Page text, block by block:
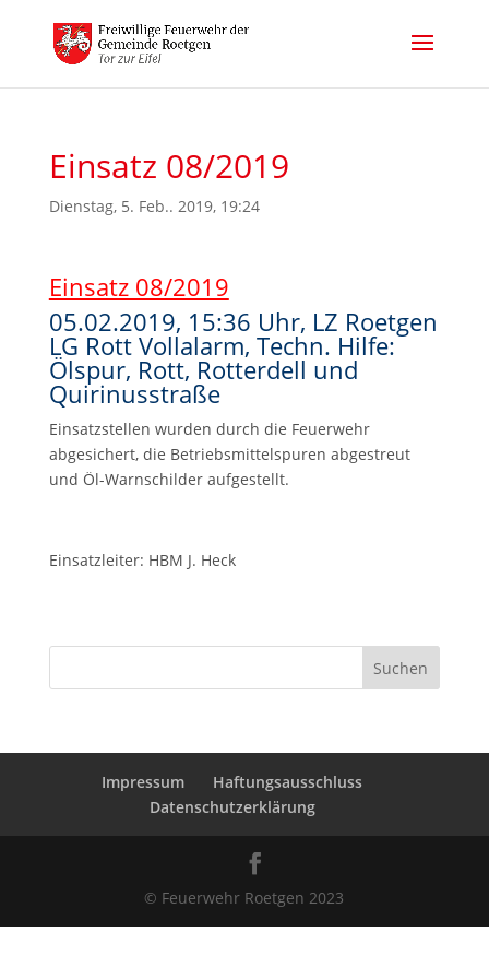
Einsatz 08/2019
Dienstag, 5. Feb.. 2019, 19:24
Einsatz 08/2019
05.02.2019, 15:36 Uhr, LZ Roetgen
LG Rott Vollalarm, Techn. Hilfe:
Ölspur, Rott, Rotterdell und
Quirinusstraße
Einsatzstellen wurden durch die Feuerwehr
abgesichert, die Betriebsmittelspuren abgestreut
und Öl-Warnschilder aufgestellt.
Einsatzleiter: HBM J. Heck
Suchen
Impressum
Haftungsausschluss
Datenschutzerklärung
© Feuerwehr Roetgen 2023